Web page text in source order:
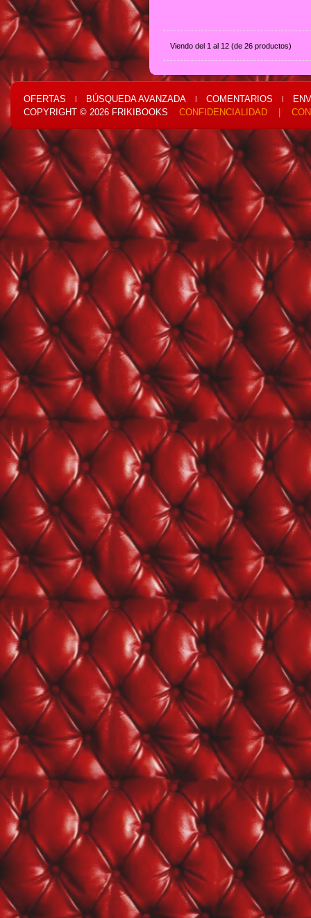
Viendo del 1 al 12 (de 26 productos)
OFERTAS | BÚSQUEDA AVANZADA | COMENTARIOS |
COPYRIGHT © 2026 FRIKIBOOKS CONFIDENCIALIDAD